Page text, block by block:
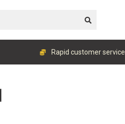
Rapid customer service